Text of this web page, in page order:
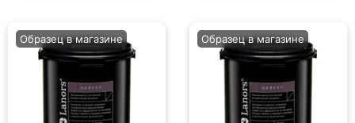
Образец в магазине Образец в магазине